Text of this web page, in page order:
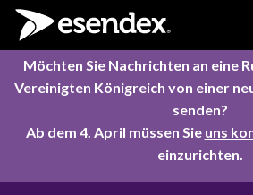
Skip to content
Möchten Sie Nachrichten an eine
Vereinigten Königreich von einer
senden?
Ab dem 4. April müssen Sie uns
einzurichten.